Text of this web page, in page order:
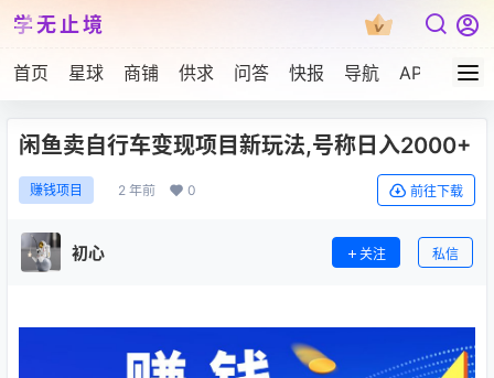
学无止境
首页 星球 商铺 供求 问答 快报 导航 APP下载
闲鱼卖自行车变现项目新玩法,号称日入2000+
赚钱项目 2 年前 0 前往下载
初心 关注 私信